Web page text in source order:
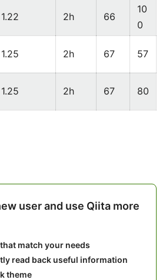
1.22 2h 66
10
0
1.25 2h 67 57
1.25 2h 67 80
user and use Qiita more
match your needs
read back useful information
theme